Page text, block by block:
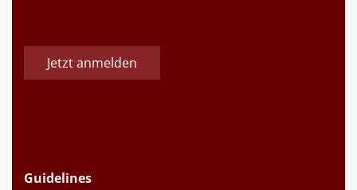
Jetzt anmelden
Guidelines